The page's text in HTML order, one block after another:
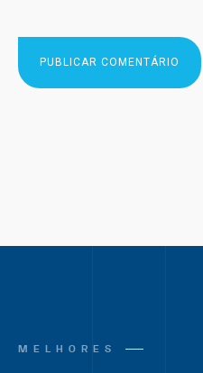
MELHORES